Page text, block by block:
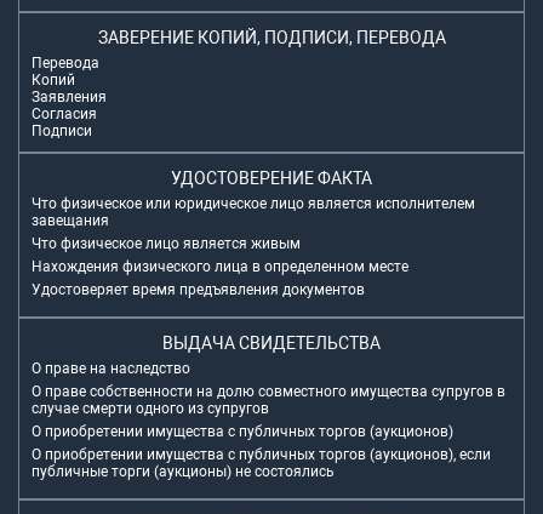
ЗАВЕРЕНИЕ КОПИЙ, ПОДПИСИ, ПЕРЕВОДА
Перевода
Копий
Заявления
Согласия
Подписи
УДОСТОВЕРЕНИЕ ФАКТА
Что физическое или юридическое лицо является исполнителем
завещания
Что физическое лицо является живым
Нахождения физического лица в определенном месте
Удостоверяет время предъявления документов
ВЫДАЧА СВИДЕТЕЛЬСТВА
О праве на наследство
О праве собственности на долю совместного имущества супругов в
случае смерти одного из супругов
О приобретении имущества с публичных торгов (аукционов)
О приобретении имущества с публичных торгов (аукционов), если
публичные торги (аукционы) не состоялись